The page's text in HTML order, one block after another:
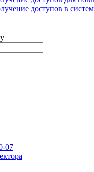
доступов в
07